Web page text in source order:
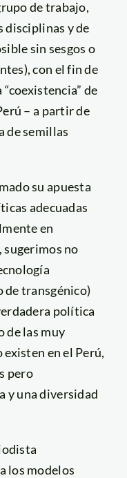
de trabajo,
disciplinas y de
sin sesgos o
con el fin de
de
– a partir de
de semillas
su apuesta
adecuadas
en
sugerimos no
de transgénico)
política
de las muy
en el Perú,
pero
y una diversidad
los modelos